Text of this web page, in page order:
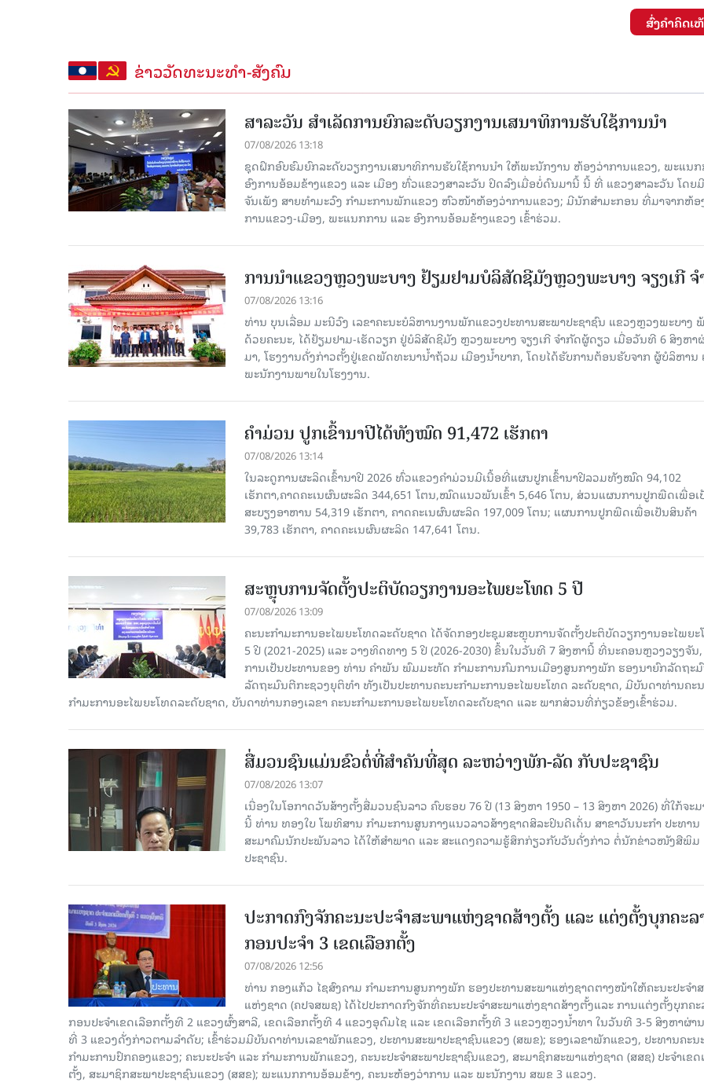
ສົ່ງຄໍາຄິດເ
ຂ່າວວັດທະນະທຳ-ສັງຄົມ
ສາລະວັນ ສໍາເລັດການຍົກລະດັບວຽກງານເສນາທິການຮັບໃຊ້ການນໍາ
07/08/2026 13:18
ຊຸດຝຶກອົບຮົມຍົກລະດັບວຽກງານເສນາທິການຮັບໃຊ້ການນໍາ ໃຫ້ພະນັກງານ ຫ້ອງວ່າການແຂວງ, ພະແນ
ອົງການອ້ອມຂ້າງແຂວງ ແລະ ເມືອງ ທົ່ວແຂວງສາລະວັນ ປິດລົງເມື່ອ​ບໍ່​ດົນ​ມາ​ນີ້ ນີ້ ທີ່ ແຂວງສາລະວັນ ໂດຍ​
ຈັນເພັງ ສາຍທຳມະວົງ ກຳມະການພັກແຂວງ ຫົວໜ້າຫ້ອງວ່າການແຂວງ; ມີນັກສຳມະກອນ ທີ່ມາຈາກຫ້ອ
ການແຂວງ-ເມືອງ, ພະແນກການ ແລະ ອົງການອ້ອມຂ້າງແຂວງ ເຂົ້າຮ່ວມ.
ການນຳແຂວງຫຼວງພະບາງ ຢ້ຽມ​ຢາມບໍ​ລິ​ສັດຊີມັງຫຼວງພະບາງ ຈຽງເກີ
07/08/2026 13:16
ທ່ານ ບຸນເລື່ອມ ມະນີວົງ ເລ​ຂາ​ຄະ​ນະ​ບໍ​ລິ​ຫານ​ງານ​ພັກແຂວງປະທານສະພາປະຊາຊົນ ແຂວງຫຼວງພະບາງ
ດ້ວຍຄະນະ, ໄດ້ຢ້ຽມຢາມ-ເຮັດວຽກ ຢູ່ບໍລິສັດຊີມັງ ຫຼວງພະບາງ ຈຽງເກີ ຈໍາກັດຜູ້ດຽວ ເມື່ອ​ວັນ​ທີ 6 ສິງ​ຫາ​
ມາ, ໂຮງ​ງານ​ດັ່ງ​ກ່າວຕັ້ງຢູ່ເຂດພັດທະນານ້ຳຖ້ວມ ເມືອງນໍ້າບາກ, ໂດຍໄດ້ຮັບການຕ້ອນຮັບຈາກ ຜູ້ບໍລິຫານ
ພະນັກງານພາຍໃນໂຮງງານ.
ຄໍາມ່ວນ ປູກເຂົ້ານາປີໄດ້ທັງໝົດ 91,472 ເຮັກຕາ
07/08/2026 13:14
ໃນລະດູການຜະລິດເຂົ້ານາປີ 2026 ທົ່ວແຂວງຄໍາມ່ວນມີເນື້ອທີ່ແຜນປູກເຂົ້ານາປີລວມທັງໝົດ 94,102
ເຮັກຕາ,ຄາດຄະເນຜົນຜະລິດ 344,651 ໂຕນ,ໝົດແນວພັນເຂົ້າ 5,646 ໂຕນ, ສ່ວນແຜນການປູກພືດເພື່ອເ
ສະບຽງອາຫານ 54,319 ເຮັກຕາ, ຄາດຄະເນຜົນຜະລິດ 197,009 ໂຕນ; ແຜນການປູກພືດເພື່ອເປັນສິນຄ້າ
39,783 ເຮັກຕາ, ຄາດຄະເນຜົນຜະລິດ 147,641 ໂຕນ.
ສະຫຼຸບການຈັດຕັ້ງປະຕິບັດວຽກງານອະໄພຍະໂທດ 5 ປີ
07/08/2026 13:09
ຄະນະກຳມະການອະໄພຍະໂທດລະດັບຊາດ ໄດ້ຈັດກອງປະຊຸມສະຫຼຸບການຈັດຕັ້ງປະຕິບັດວຽກງານອະໄພຍ
5 ປີ (2021-2025) ແລະ ວາງທິດທາງ 5 ປີ (2026-2030) ຂຶ້ນໃນວັນທີ 7 ສິງຫານີ້ ທີ່ນະຄອນຫຼວງວຽງຈັນ
ການເປັນປະທານຂອງ ທ່ານ ຄໍາພັນ ພົມມະທັດ ກຳມະການກົມການເມືອງສູນກາງພັກ ຮອງນາຍົກລັດຖະ
ລັດຖະມົນຕີກະຊວງຍຸຕິທຳ ທັງເປັນປະທານຄະນະກຳມະການອະໄພຍະໂທດ ລະດັບຊາດ, ມີບັນດາທ່ານຄະ
ກໍາມະການອະໄພຍະໂທດລະດັບຊາດ, ບັນດາທ່ານກອງເລຂາ ຄະນະກຳມະການອະໄພຍະໂທດລະດັບຊາດ ແລະ ພາກສ່ວນທີ່ກ່ຽວຂ້ອງເຂົ້າຮ່ວມ.
ສື່ມວນຊົນແມ່ນຂົວຕໍ່ທີ່ສໍາຄັນທີ່ສຸດ ລະຫວ່າງພັກ-ລັດ ກັບປະຊາຊົນ
07/08/2026 13:07
ເນື່ອງໃນໂອກາດວັນສ້າງຕັ້ງສື່ມວນຊົນລາວ ຄົບຮອບ 76 ປີ (13 ສິງຫາ 1950 – 13 ສິງຫາ 2026) ທີ່ໃກ້ຈະມ
ນີ້ ທ່ານ ທອງໃບ ໂພທິສານ ກໍາມະການສູນກາງແນວລາວສ້າງຊາດສິລະປິນດີເດັ່ນ ສາຂາວັນນະກໍາ ປະທານ
ສະມາຄົມນັກປະພັນລາວ ໄດ້ໃຫ້ສໍາພາດ ແລະ ສະແດງຄວາມຮູ້ສຶກກ່ຽວກັບວັນດັ່ງກ່າວ ຕໍ່ນັກຂ່າວໜັງສືພິມ
ປະຊາຊົນ.
ປະກາດກົງຈັກຄະນະປະຈໍາສະພາແຫ່ງຊາດສ້າງຕັ້ງ ແລະ ແຕ່ງຕັ້ງບຸກຄະລ
ກອນປະຈໍາ 3 ເຂດເລືອກຕັ້ງ
07/08/2026 12:56
ທ່ານ ກອງແກ້ວ ໄຊສົງຄາມ ກຳມະການສູນກາງພັກ ຮອງປະທານສະພາແຫ່ງຊາດຕາງໜ້າໃຫ້ຄະນະປະຈໍາ
ແຫ່ງຊາດ (ຄປຈສພຊ) ໄດ້ໄປປະກາດກົງຈັກທີ່ຄະນະປະຈໍາສະພາແຫ່ງຊາດສ້າງຕັ້ງແລະ ການແຕ່ງຕັ້ງບຸກຄະ
ກອນປະຈໍາເຂດເລືອກຕັ້ງທີ 2 ແຂວງຜົ້ງສາລີ, ເຂດເລືອກຕັ້ງທີ 4 ແຂວງອຸດົມໄຊ ແລະ ເຂດເລືອກຕັ້ງທີ 3 ແຂວງຫຼວງນ້ຳທາ ໃນວັນທີ 3-5 ສິງຫາຜ່າ
ທີ່ 3 ແຂວງດັ່ງກ່າວຕາມລຳດັບ; ເຂົ້າຮ່ວມມີບັນດາທ່ານເລຂາພັກແຂວງ, ປະທານສະພາປະຊາຊົນແຂວງ (ສພຂ); ຮອງເລຂາພັກແຂວງ, ປະທານຄະນ
ກໍາມະການປົກຄອງແຂວງ; ຄະນະປະຈໍາ ແລະ ກໍາມະການພັກແຂວງ, ຄະນະປະຈໍາສະພາປະຊາຊົນແຂວງ, ສະມາຊິກສະພາແຫ່ງຊາດ (ສສຊ) ປະຈໍາເຂດ
ຕັ້ງ, ສະມາຊິກສະພາປະຊາຊົນແຂວງ (ສສຂ); ພະແນກການອ້ອມຂ້າງ, ຄະນະຫ້ອງວ່າການ ແລະ ພະນັກງານ ສພຂ 3 ແຂວງ.